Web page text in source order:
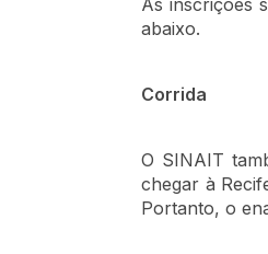
abaixo.
Corrida
O SINAIT
chegar à
Portanto, o